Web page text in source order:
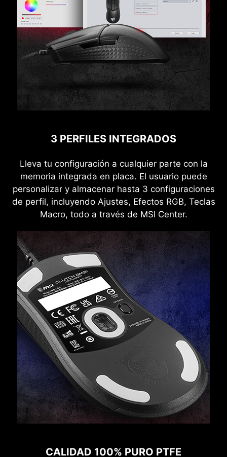
3 PERFILES INTEGRADOS
Lleva tu configuración a cualquier parte con la
memoria integrada en placa. El usuario puede
personalizar y almacenar hasta 3 configuraciones
de perfil, incluyendo Ajustes, Efectos RGB, Teclas
Macro, todo a través de MSI Center.
CALIDAD 100% PURO PTFE